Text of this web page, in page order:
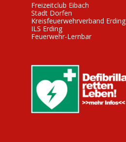
Freizeitclub Eibach
Stadt Dorfen
Kreisfeuerwehrverband Erding
ILS Erding
Feuerwehr-Lernbar